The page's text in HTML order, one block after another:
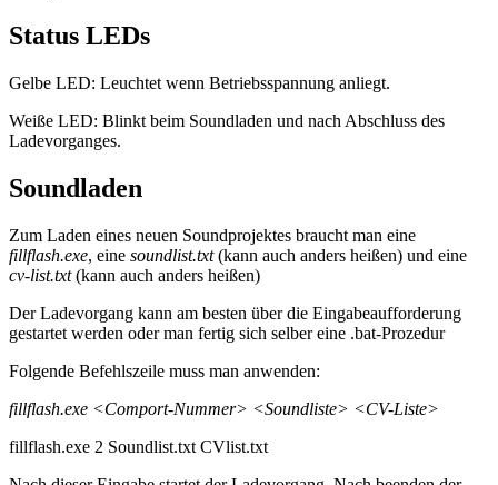
Status LEDs
Gelbe LED: Leuchtet wenn Betriebsspannung anliegt.
Weiße LED: Blinkt beim Soundladen und nach Abschluss des
Ladevorganges.
Soundladen
Zum Laden eines neuen Soundprojektes braucht man eine
fillflash.exe, eine soundlist.txt(kann auch anders heißen) und eine
cv-list.txt(kann auch anders heißen)
Der Ladevorgang kann am besten über die Eingabeaufforderung
gestartet werden oder man fertig sich selber eine .bat-Prozedur
Folgende Befehlszeile muss man anwenden:
fillflash.exe <Comport-Nummer> <Soundliste> <CV-Liste>
fillflash.exe 2 Soundlist.txt CVlist.txt